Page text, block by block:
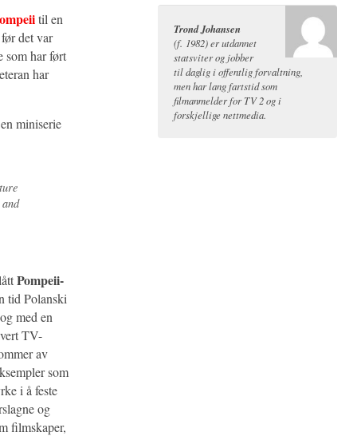
til en
det var
som har ført
har
miniserie
Pompeii-
tid Polanski
med en
TV-
av
som
i å feste
og
filmskaper,
Trond Johansen
(f. 1982) er utdannet
statsviter og jobber
til daglig i offentlig forvaltning,
men har lang fartstid som
filmanmelder for TV 2 og i
forskjellige nettmedia.